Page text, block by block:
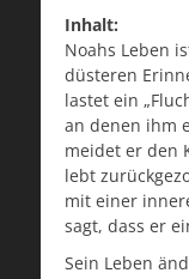
Inhalt:
Noahs Leben
düsteren
lastet ein
an denen ihm
meidet er den
lebt
mit einer
sagt, dass er
Sein Leben